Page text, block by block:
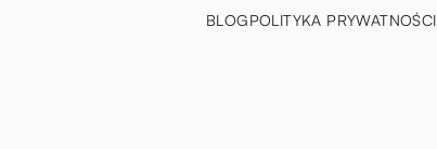
BLOGPOLITYKA PRYWATNOŚCI